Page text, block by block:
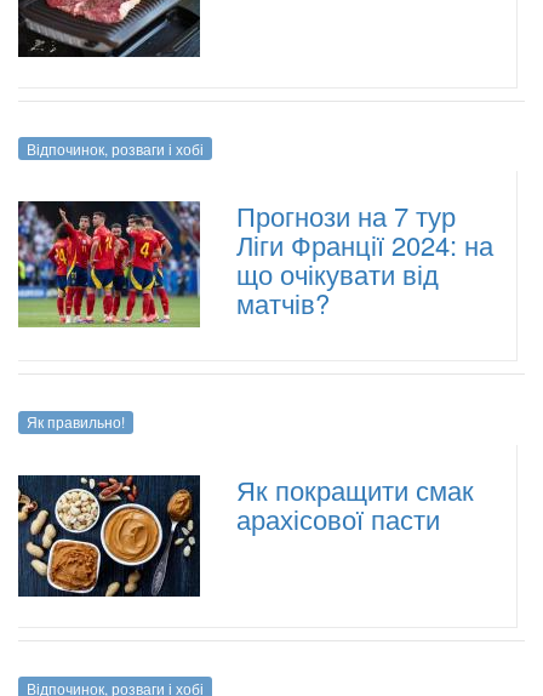
Відпочинок, розваги і хобі
Прогнози на 7 тур
Ліги Франції 2024: на
що очікувати від
матчів?
Як правильно!
Як покращити смак
арахісової пасти
Відпочинок, розваги і хобі